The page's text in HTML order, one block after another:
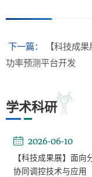
下一篇：
【科技成
功率预测平台开发
学术科研
2026-06-10
【科技成果展】面
协同调控技术与应用